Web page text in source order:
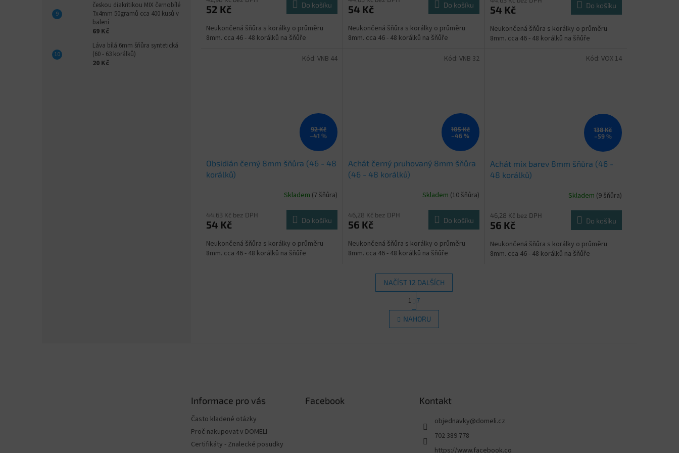
českou diakritikou MIX černobílé
7x4mm 50gramů cca 400 kusů v
balení
69 Kč
Láva bílá 6mm šňůra syntetická
(60 - 63 korálků)
20 Kč
52 Kč Do košíku
Neukončená šňůra s korálky o průměru
8mm. cca 46 - 48 korálků na šňůře
je
z
5
54 Kč Do košíku
Neukončená šňůra s korálky o průměru
8mm. cca 46 - 48 korálků na šňůře
54 Kč Do košíku
Neukončená šňůra s korálky o průměru
8mm. cca 46 - 48 korálků na šňůře
92 Kč
–41 %
Obsidián černý 8mm šňůra (46 - 48
korálků)
Skladem (7 šňůra)
44,63 Kč bez DPH
54 Kč Do košíku
Neukončená šňůra s korálky o průměru
8mm. cca 46 - 48 korálků na šňůře
Kód: VNB 44
105 Kč
–46 %
Achát černý pruhovaný 8mm šňůra
(46 - 48 korálků)
Skladem (10 šňůra)
46,28 Kč bez DPH
56 Kč Do košíku
Neukončená šňůra s korálky o průměru
8mm. cca 46 - 48 korálků na šňůře
Kód: VNB 32
138 Kč
–59 %
Achát mix barev 8mm šňůra (46 -
48 korálků)
Skladem (9 šňůra)
46,28 Kč bez DPH
56 Kč Do košíku
Neukončená šňůra s korálky o průměru
8mm. cca 46 - 48 korálků na šňůře
Kód: VOX 14
O
v
l
NAČÍST 12 DALŠÍCH
t
r
á
n
1 7
NAHORU
Informace pro vás
Často kladené otázky
Proč nakupovat v DOMELI
Certifikáty - Znalecké posudky
Facebook Kontakt
objednavky@domeli.cz
702 389 778
https://www.facebook.co